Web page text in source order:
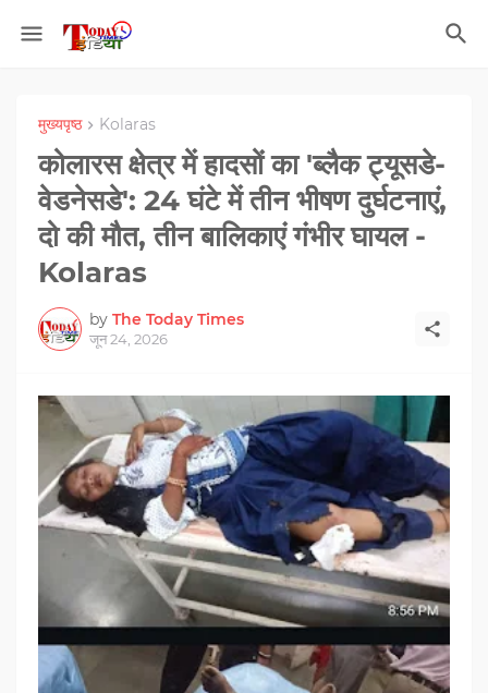
मुख्यपृष्ठ Kolaras
कोलारस क्षेत्र में हादसों का 'ब्लैक ट्यूसडे-
वेडनेसडे': 24 घंटे में तीन भीषण दुर्घटनाएं,
दो की मौत, तीन बालिकाएं गंभीर घायल -
Kolaras
by The Today Times
जून 24, 2026